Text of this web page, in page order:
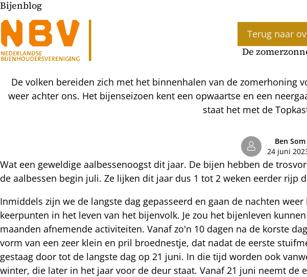
Bijenblog
Terug naar
De
De volken bereiden zich met het binnenhalen van de zomerhoning
weer achter ons. Het bijenseizoen kent een opwaartse en een
staat het met de
Ben
24 juni
Wat een geweldige aalbessenoogst dit jaar. De bijen hebben de
de aalbessen begin juli. Ze lijken dit jaar dus 1 tot 2 weken eerder rijp
Inmiddels zijn we de langste dag gepasseerd en gaan de nachten
keerpunten in het leven van het bijenvolk. Je zou het bijenleven
maanden afnemende activiteiten. Vanaf zo'n 10 dagen na de korste
vorm van een zeer klein en pril broednestje, dat nadat de eerste
gestaag door tot de langste dag op 21 juni. In die tijd worden ook
winter, die later in het jaar voor de deur staat. Vanaf 21 juni neemt